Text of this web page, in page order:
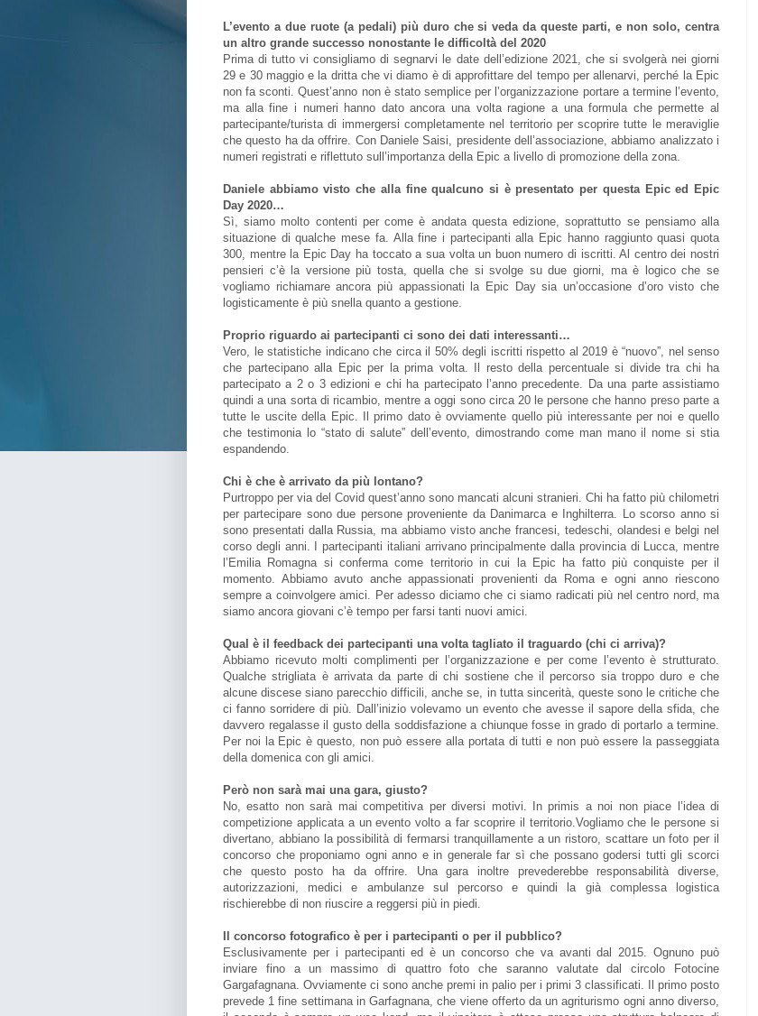
L’evento a due ruote (a pedali) più duro che si veda da queste parti, e non solo, centra
un altro grande successo nonostante le difficoltà del 2020
Prima di tutto vi consigliamo di segnarvi le date dell’edizione 2021, che si svolgerà nei giorni
29 e 30 maggio e la dritta che vi diamo è di approfittare del tempo per allenarvi, perché la Epic
non fa sconti. Quest’anno non è stato semplice per l’organizzazione portare a termine l’evento,
ma alla fine i numeri hanno dato ancora una volta ragione a una formula che permette al
partecipante/turista di immergersi completamente nel territorio per scoprire tutte le meraviglie
che questo ha da offrire. Con Daniele Saisi, presidente dell’associazione, abbiamo analizzato i
numeri registrati e riflettuto sull’importanza della Epic a livello di promozione della zona.
Daniele abbiamo visto che alla fine qualcuno si è presentato per questa Epic ed Epic
Day 2020…
Sì, siamo molto contenti per come è andata questa edizione, soprattutto se pensiamo alla
situazione di qualche mese fa. Alla fine i partecipanti alla Epic hanno raggiunto quasi quota
300, mentre la Epic Day ha toccato a sua volta un buon numero di iscritti. Al centro dei nostri
pensieri c’è la versione più tosta, quella che si svolge su due giorni, ma è logico che se
vogliamo richiamare ancora più appassionati la Epic Day sia un’occasione d’oro visto che
logisticamente è più snella quanto a gestione.
Proprio riguardo ai partecipanti ci sono dei dati interessanti…
Vero, le statistiche indicano che circa il 50% degli iscritti rispetto al 2019 è “nuovo”, nel senso
che partecipano alla Epic per la prima volta. Il resto della percentuale si divide tra chi ha
partecipato a 2 o 3 edizioni e chi ha partecipato l’anno precedente. Da una parte assistiamo
quindi a una sorta di ricambio, mentre a oggi sono circa 20 le persone che hanno preso parte a
tutte le uscite della Epic. Il primo dato è ovviamente quello più interessante per noi e quello
che testimonia lo “stato di salute” dell’evento, dimostrando come man mano il nome si stia
espandendo.
Chi è che è arrivato da più lontano?
Purtroppo per via del Covid quest’anno sono mancati alcuni stranieri. Chi ha fatto più chilometri
per partecipare sono due persone proveniente da Danimarca e Inghilterra. Lo scorso anno si
sono presentati dalla Russia, ma abbiamo visto anche francesi, tedeschi, olandesi e belgi nel
corso degli anni. I partecipanti italiani arrivano principalmente dalla provincia di Lucca, mentre
l’Emilia Romagna si conferma come territorio in cui la Epic ha fatto più conquiste per il
momento. Abbiamo avuto anche appassionati provenienti da Roma e ogni anno riescono
sempre a coinvolgere amici. Per adesso diciamo che ci siamo radicati più nel centro nord, ma
siamo ancora giovani c’è tempo per farsi tanti nuovi amici.
Qual è il feedback dei partecipanti una volta tagliato il traguardo (chi ci arriva)?
Abbiamo ricevuto molti complimenti per l’organizzazione e per come l’evento è strutturato.
Qualche strigliata è arrivata da parte di chi sostiene che il percorso sia troppo duro e che
alcune discese siano parecchio difficili, anche se, in tutta sincerità, queste sono le critiche che
ci fanno sorridere di più. Dall’inizio volevamo un evento che avesse il sapore della sfida, che
davvero regalasse il gusto della soddisfazione a chiunque fosse in grado di portarlo a termine.
Per noi la Epic è questo, non può essere alla portata di tutti e non può essere la passeggiata
della domenica con gli amici.
Però non sarà mai una gara, giusto?
No, esatto non sarà mai competitiva per diversi motivi. In primis a noi non piace l’idea di
competizione applicata a un evento volto a far scoprire il territorio.Vogliamo che le persone si
divertano, abbiano la possibilità di fermarsi tranquillamente a un ristoro, scattare un foto per il
concorso che proponiamo ogni anno e in generale far sì che possano godersi tutti gli scorci
che questo posto ha da offrire. Una gara inoltre prevederebbe responsabilità diverse,
autorizzazioni, medici e ambulanze sul percorso e quindi la già complessa logistica
rischierebbe di non riuscire a reggersi più in piedi.
Il concorso fotografico è per i partecipanti o per il pubblico?
Esclusivamente per i partecipanti ed è un concorso che va avanti dal 2015. Ognuno può
inviare fino a un massimo di quattro foto che saranno valutate dal circolo Fotocine
Gargafagnana. Ovviamente ci sono anche premi in palio per i primi 3 classificati. Il primo posto
prevede 1 fine settimana in Garfagnana, che viene offerto da un agriturismo ogni anno diverso,